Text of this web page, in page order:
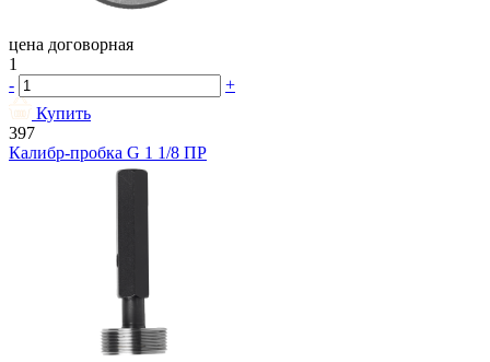
цена договорная
1
-
+
Купить
397
Калибр-пробка G 1 1/8 ПР